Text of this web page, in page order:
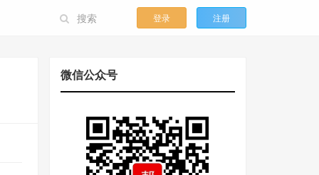
登录 注册
微信公众号